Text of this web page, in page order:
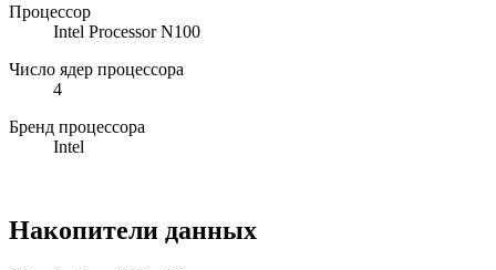
Процессор
Intel Processor N100
Число ядер процессора
4
Бренд процессора
Intel
Накопители данных